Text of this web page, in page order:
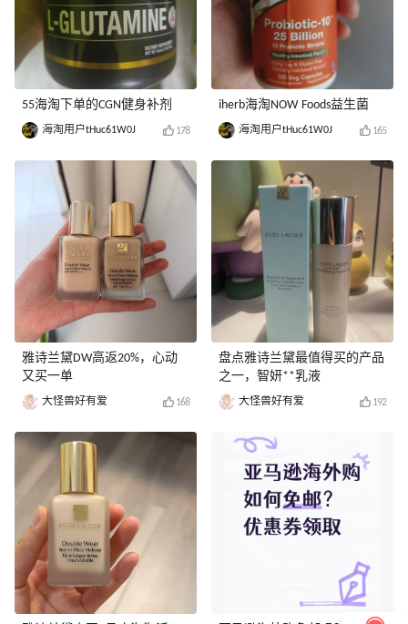
55海淘下单的CGN健身补剂
海淘用户tHuc61W0J 178
雅诗兰黛DW高返20%，心动
又买一单
大怪兽好有爱 168
iherb海淘NOW Foods益生菌
海淘用户tHuc61W0J 165
盘点雅诗兰黛最值得买的产品
之一，智妍**乳液
大怪兽好有爱 192